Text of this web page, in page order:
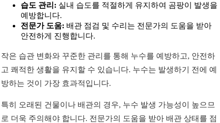
습도 관리: 실내 습도를 적절하게 유지하여 곰팡이 발생을
예방합니다.
전문가 도움: 배관 점검 및 수리는 전문가의 도움을 받아
안전하게 진행합니다.
작은 습관 변화와 꾸준한 관리를 통해 누수를 예방하고, 안전하
고 쾌적한 생활을 유지할 수 있습니다. 누수는 발생하기 전에 예
방하는 것이 가장 효과적입니다.
특히 오래된 건물이나 배관의 경우, 누수 발생 가능성이 높으므
로 더욱 주의해야 합니다. 전문가의 도움을 받아 배관 상태를 점